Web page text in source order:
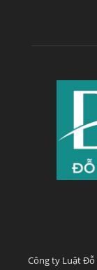
Công ty Luật